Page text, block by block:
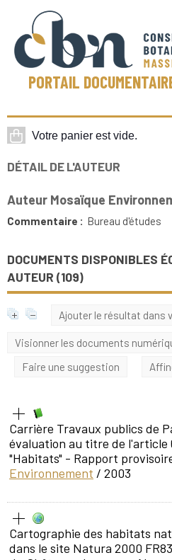
PORTAIL
DÉTAIL DE L'AUTEUR
Auteur Mosaïque
Commentaire : Bureau d'études
DOCUMENTS DISPONIBLES
AUTEUR (109)
Ajouter le résultat dans
Visionner les documents
Faire une suggestion
Carrière Travaux publics de
évaluation au titre de l'article
"Habitats" - Rapport
Environnement / 2003
Cartographie des habitats
dans le site Natura 2000